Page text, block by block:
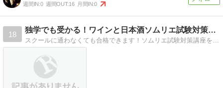
週間IN:0 週間OUT:16 月間IN:0
18
独学でも受かる！ワインと日本酒ソムリエ試験対策講座！